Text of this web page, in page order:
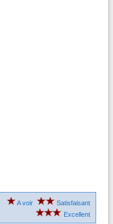
A voir
Satisfaisant
Excellent